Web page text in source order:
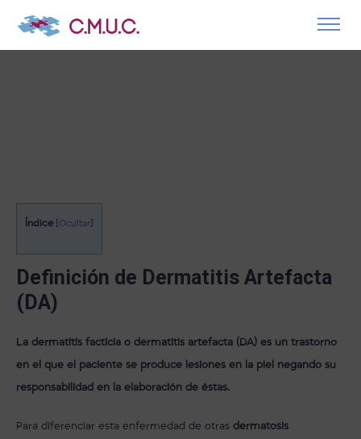
Índice [Ocultar]
Definición de Dermatitis Artefacta
(DA)
La dermatitis facticia o dermatitis artefacta (DA) es un trastorno
en el que el paciente se produce lesiones en la piel negando su
responsabilidad en la elaboración de éstas.
Para diferenciar esta enfermedad de otras dermatosis